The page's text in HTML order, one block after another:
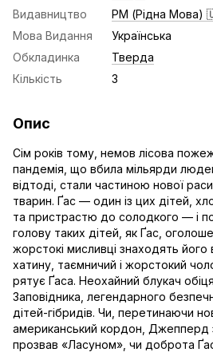
Видавництво
РМ (Рідна Мова)
Мова Видання
Українська
Обкладинка
Тверда
Кількість
3
Опис
Сім років тому, немов лісова
пандемія, що вбила мільярди
відтоді, стали частиною нової
тварин. Ґас — один із цих дітей,
та пристрастю до солодкого — і
голову таких дітей, як Ґас,
жорстокі мисливці знаходять його
хатину, таємничий і жорстокий
рятує Ґаса. Неохайний блукач
Заповідника, легендарного
дітей-гібридів. Чи, перетинаючи
американський кордон, Джепперд
прозвав «Ласуном», чи доброта